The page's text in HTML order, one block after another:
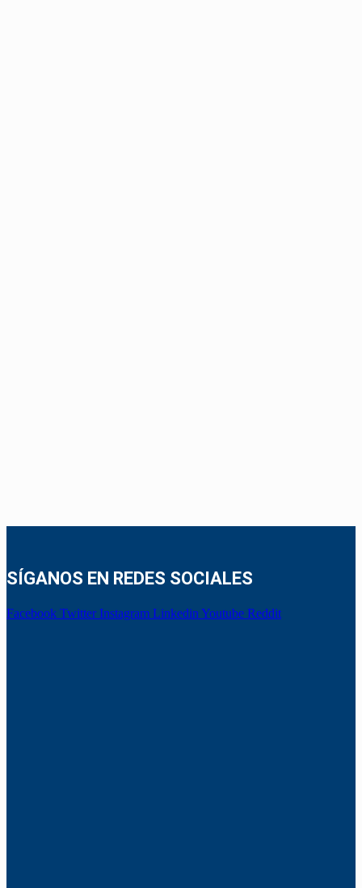
SÍGANOS EN REDES SOCIALES
Facebook Twitter Instagram Linkedin Youtube Reddit